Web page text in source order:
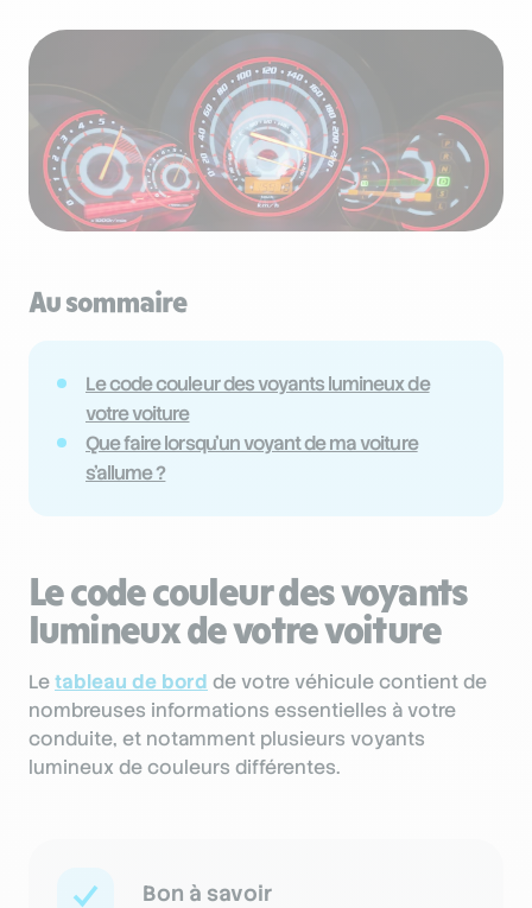
Au sommaire
Le code couleur des voyants lumineux de
votre voiture
Que faire lorsqu’un voyant de ma voiture
s’allume ?
Le code couleur des voyants
lumineux de votre voiture
Letableau de bord de votre véhicule contient de
nombreuses informations essentielles à votre
conduite, et notamment plusieurs voyants
lumineux de couleurs différentes.
Bon à savoir